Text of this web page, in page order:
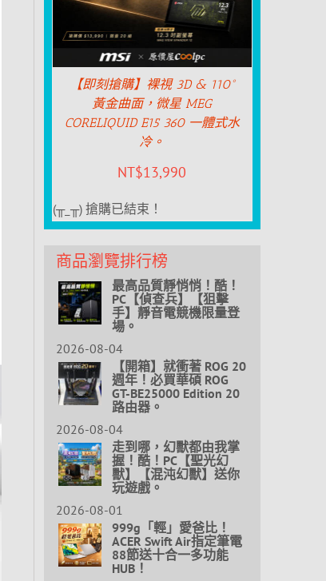
【即刻搶購】裸視 3D & 110°
黃金曲面，微星 MEG
CORELIQUID E15 360 一體式水
冷。
NT$13,990
(╥_╥) 搶購已結束！
商品瀏覽排行榜
最高品質靜悄悄！酷！
PC【偵查兵】【狙擊
手】靜音電競機限量登
場。
2026-08-04
【開箱】就衝著 ROG 20
週年！必買華碩 ROG
GT-BE25000 Edition 20
路由器。
2026-08-04
走到哪，幻獸都由我掌
握！酷！PC【聖光幻
獸】【混沌幻獸】送你
玩遊戲。
2026-08-01
999g「輕」愛爸比！
ACER Swift Air指定筆電
88節送十合一多功能
HUB！